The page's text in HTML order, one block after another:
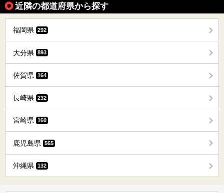
近隣の都道府県から探す
福岡県 292
大分県 893
佐賀県 164
長崎県 232
宮崎県 160
鹿児島県 565
沖縄県 132